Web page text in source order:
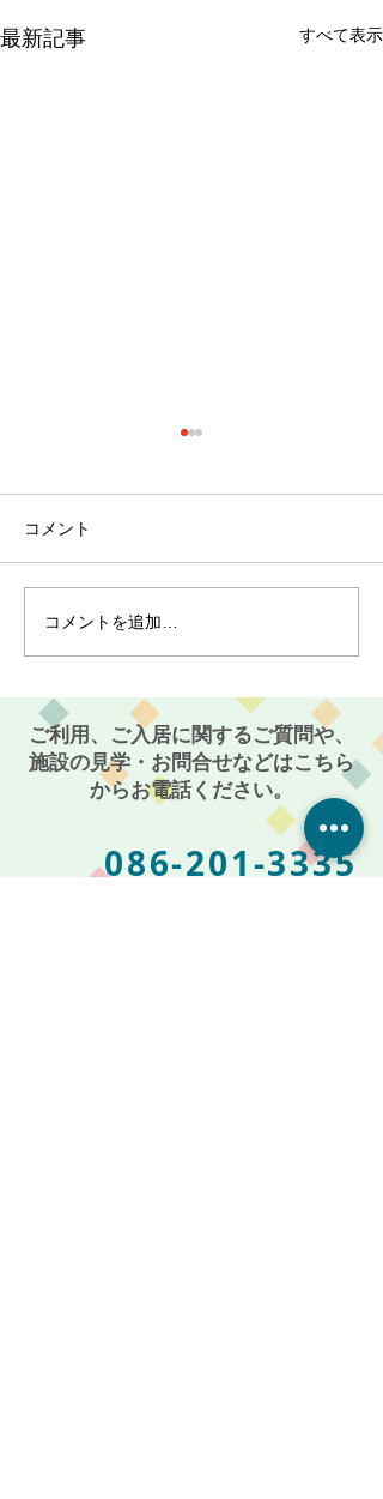
最新記事 すべて表示
最近のブーム〜小規模多
機能ホーム麻姑の小町伊
コメント
コメントを追加…
ご利用、ご入居に関するご質問や、
施設の見学・お問合せなどはこちら
からお電話ください。
086-201-3335